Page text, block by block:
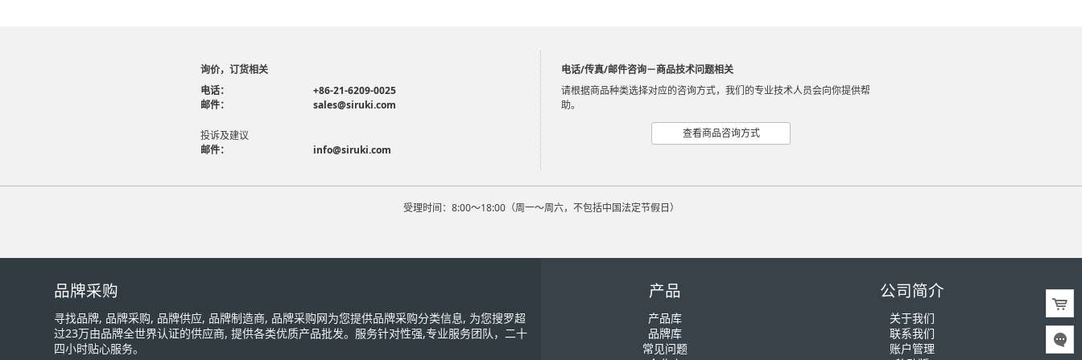
询价，订货相关
电话：
+86-21-6209-0025
邮件：
sales@siruki.com
投诉及建议
邮件：
info@siruki.com
电话/传真/邮件咨询－商品技术问题相关
请根据商品种类选择对应的咨询方式，我们的专业技术人员会向你提供帮
助。
查看商品咨询方式
受理时间：8:00～18:00（周一～周六，不包括中国法定节假日）
品牌采购
寻找品牌, 品牌采购, 品牌供应, 品牌制造商, 品牌采购网为您提供品牌采购分类信息, 为您搜罗超
过23万由品牌全世界认证的供应商, 提供各类优质产品批发。服务针对性强,专业服务团队，二十
四小时贴心服务。
产品
产品库
品牌库
常见问题
公司简介
关于我们
联系我们
账户管理